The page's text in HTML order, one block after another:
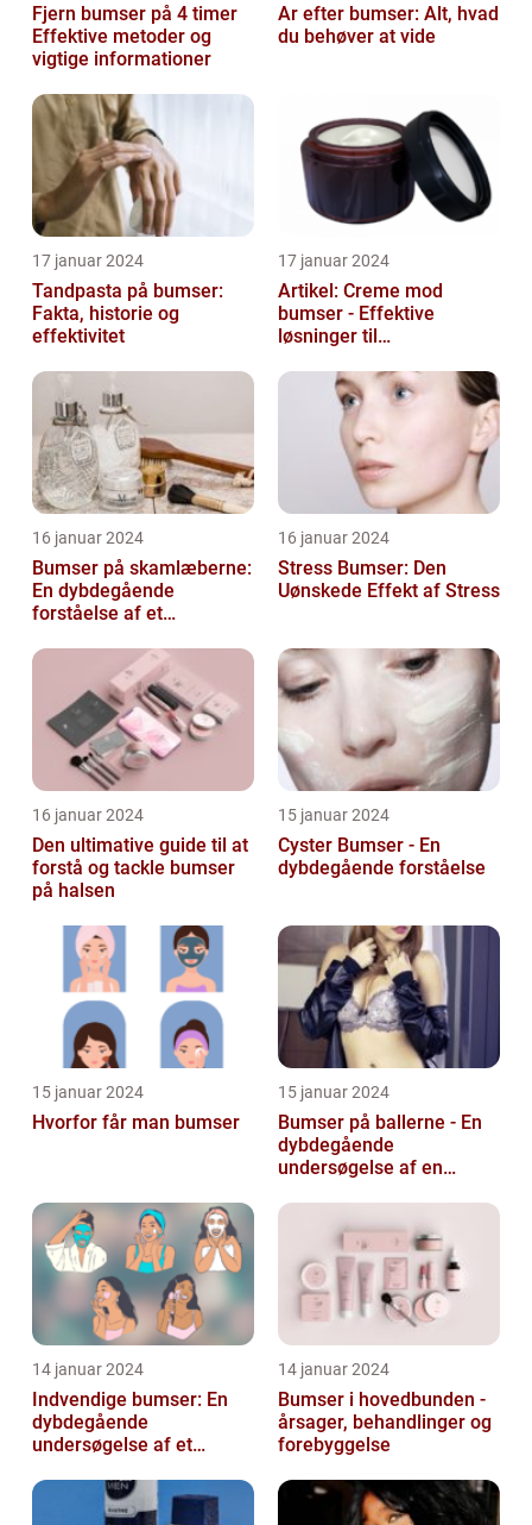
Fjern bumser på 4 timer
Effektive metoder og
vigtige informationer
Ar efter bumser: Alt, hvad
du behøver at vide
17 januar 2024
Tandpasta på bumser:
Fakta, historie og
effektivitet
17 januar 2024
Artikel: Creme mod
bumser - Effektive
løsninger til
16 januar 2024
Bumser på skamlæberne:
En dybdegående
forståelse af et
16 januar 2024
Stress Bumser: Den
Uønskede Effekt af Stress
16 januar 2024
Den ultimative guide til at
forstå og tackle bumser
på halsen
15 januar 2024
Cyster Bumser - En
dybdegående forståelse
15 januar 2024
Hvorfor får man bumser
15 januar 2024
Bumser på ballerne - En
dybdegående
undersøgelse af en
14 januar 2024
Indvendige bumser: En
dybdegående
undersøgelse af et
frustrerende
skønhedsproblem
14 januar 2024
Bumser i hovedbunden -
årsager, behandlinger og
forebyggelse